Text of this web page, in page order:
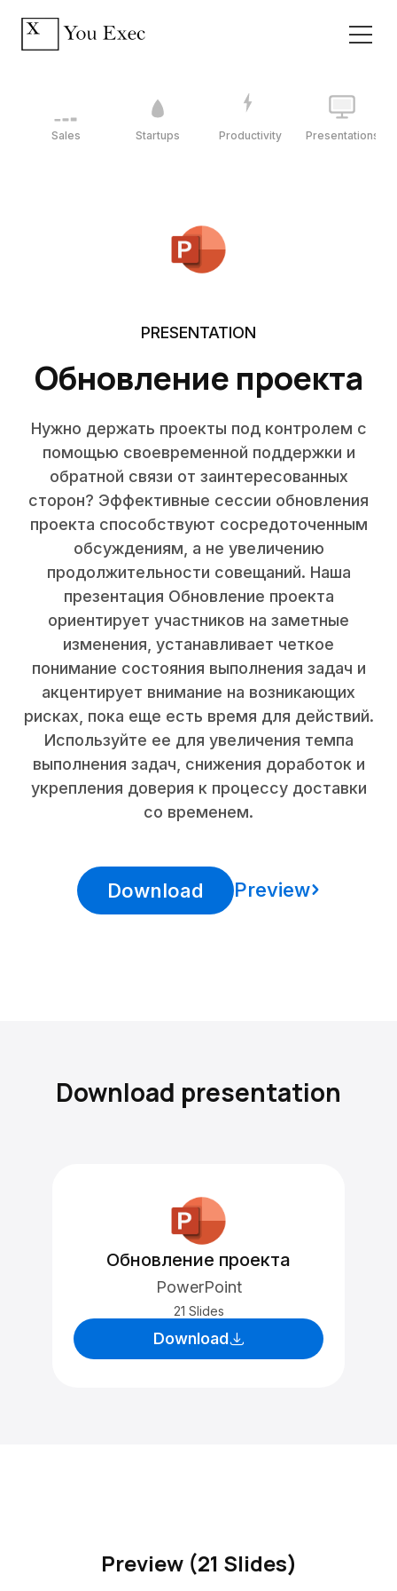
Sales Startups Productivity Presentations
PRESENTATION
Обновление проекта
Нужно держать проекты под контролем с
помощью своевременной поддержки и
обратной связи от заинтересованных
сторон? Эффективные сессии обновления
проекта способствуют сосредоточенным
обсуждениям, а не увеличению
продолжительности совещаний. Наша
презентация Обновление проекта
ориентирует участников на заметные
изменения, устанавливает четкое
понимание состояния выполнения задач и
акцентирует внимание на возникающих
рисках, пока еще есть время для действий.
Используйте ее для увеличения темпа
выполнения задач, снижения доработок и
укрепления доверия к процессу доставки
со временем.
Download Preview
Download presentation
Обновление проекта
PowerPoint
21 Slides
Download
Preview (21 Slides)